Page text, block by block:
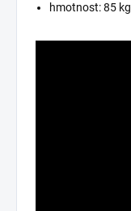
hmotnost: 85 kg